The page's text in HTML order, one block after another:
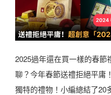
｜
送
禮
必
備
台
2025過年還在買一樣的春
聊？今年春節送禮拒絕平庸
獨特的禮物！小編總結了20